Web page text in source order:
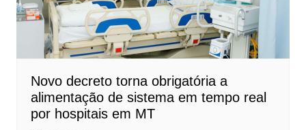
Novo decreto torna obrigatória a
alimentação de sistema em tempo real
por hospitais em MT